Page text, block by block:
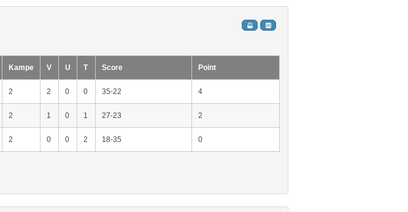
Kampe V U T Score Point
2 2 0 0 35-22 4
2 1 0 1 27-23 2
2 0 0 2 18-35 0